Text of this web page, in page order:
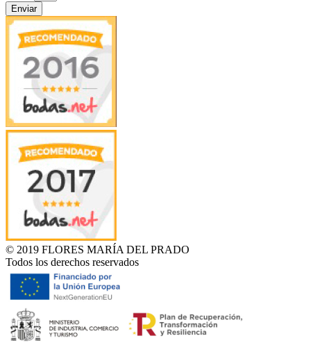
Enviar
© 2019 FLORES MARÍA DEL PRADO
Todos los derechos reservados